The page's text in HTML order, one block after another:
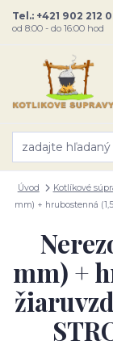
Tel.: +421 902 212
od 8:00 - do 16:00 hod
Úvod Kotlíkové
mm) + hrubostenná
mm) +